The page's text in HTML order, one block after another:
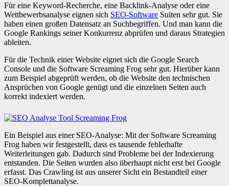
Für eine Keyword-Recherche, eine Backlink-Analyse oder eine
Wettbewerbsanalyse eignen sich SEO-Software Suiten sehr gut. Sie
haben einen großen Datensatz an Suchbegriffen. Und man kann die
Google Rankings seiner Konkurrenz abprüfen und daraus Strategien
ableiten.
Für die Technik einer Website eignet sich die Google Search
Console und die Software Screaming Frog sehr gut. Hierüber kann
zum Beispiel abgeprüft werden, ob die Website den technischen
Ansprüchen von Google genügt und die einzelnen Seiten auch
korrekt indexiert werden.
Ein Beispiel aus einer SEO-Analyse: Mit der Software Screaming
Frog haben wir festgestellt, dass es tausende fehlerhafte
Weiterleitungen gab. Dadurch sind Probleme bei der Indexierung
entstanden. Die Seiten wurden also überhaupt nicht erst bei Google
erfasst. Das Crawling ist aus unserer Sicht ein Bestandteil einer
SEO-Komplettanalyse.